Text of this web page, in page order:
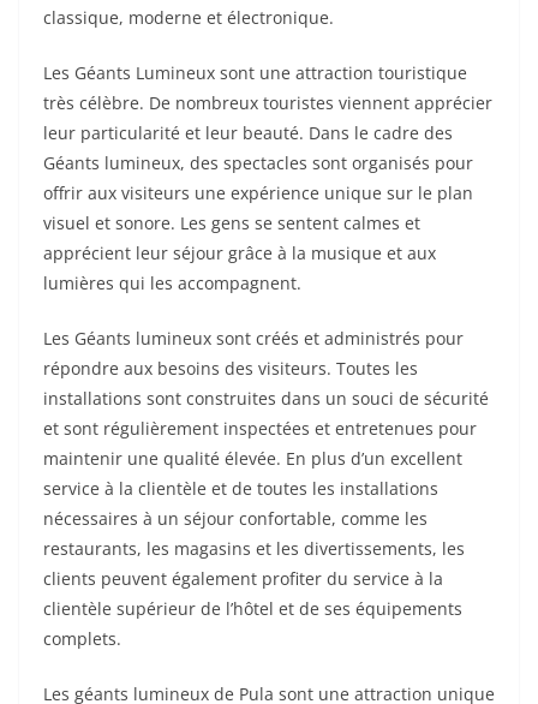
classique, moderne et électronique.
Les Géants Lumineux sont une attraction touristique
très célèbre. De nombreux touristes viennent apprécier
leur particularité et leur beauté. Dans le cadre des
Géants lumineux, des spectacles sont organisés pour
offrir aux visiteurs une expérience unique sur le plan
visuel et sonore. Les gens se sentent calmes et
apprécient leur séjour grâce à la musique et aux
lumières qui les accompagnent.
Les Géants lumineux sont créés et administrés pour
répondre aux besoins des visiteurs. Toutes les
installations sont construites dans un souci de sécurité
et sont régulièrement inspectées et entretenues pour
maintenir une qualité élevée. En plus d’un excellent
service à la clientèle et de toutes les installations
nécessaires à un séjour confortable, comme les
restaurants, les magasins et les divertissements, les
clients peuvent également profiter du service à la
clientèle supérieur de l’hôtel et de ses équipements
complets.
Les géants lumineux de Pula sont une attraction unique